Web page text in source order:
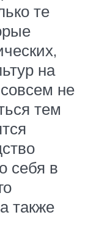
те
на
не
тем
себя в
также